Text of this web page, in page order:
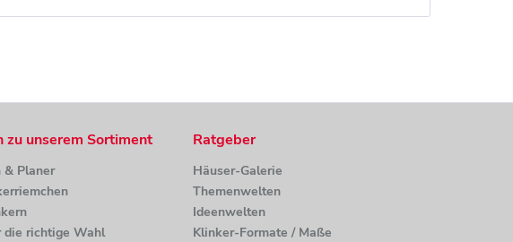
zu unserem Sortiment
& Planer
die richtige Wahl
Ratgeber
Häuser-Galerie
Themenwelten
Ideenwelten
Klinker-Formate / Maße